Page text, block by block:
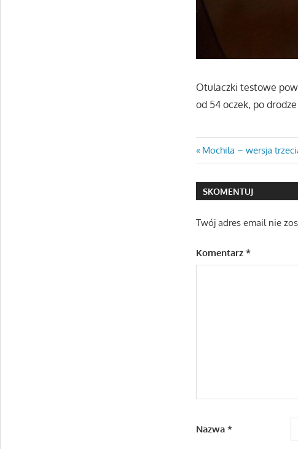
Otulaczki testowe
od 54 oczek, po
Nawigacja
wpisu
Previous
Post:
Mochila – wersja
SKOMENTUJ
Twój adres email nie
Komentarz*
Nazwa*